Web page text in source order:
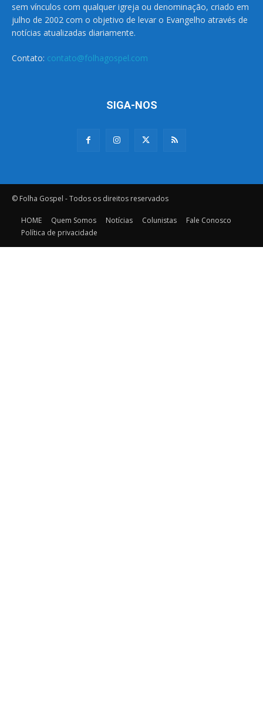
sem vínculos com qualquer igreja ou denominação, criado em
julho de 2002 com o objetivo de levar o Evangelho através de
notícias atualizadas diariamente.
Contato: contato@folhagospel.com
SIGA-NOS
© Folha Gospel - Todos os direitos reservados
HOME Quem Somos Notícias Colunistas
Fale Conosco
Política de privacidade